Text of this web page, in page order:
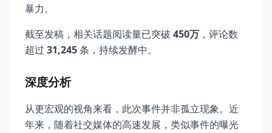
暴力。
截至发稿，相关话题阅读量已突破 450万 ，评论数
超过 31,245条，持续发酵中。
深度分析
从更宏观的视角来看，此次事件并非孤立现象。近
年来，随着社交媒体的高速发展，类似事件的曝光